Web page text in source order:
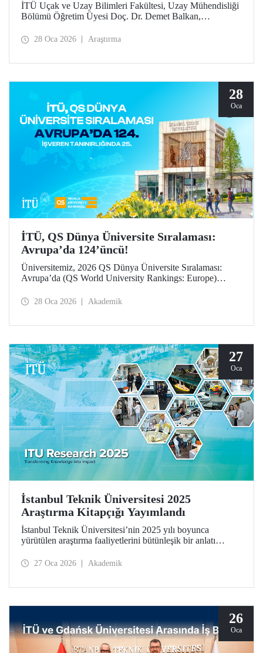
İTÜ Uçak ve Uzay Bilimleri Fakültesi, Uzay Mühendisliği
Bölümü Öğretim Üyesi Doç. Dr. Demet Balkan,
Programı’nın 2025 yılı 1’inci dönem çağrısı kapsamında
28 Oca 2026 Araştırma
28
Oca
İTÜ, QS Dünya Üniversite Sıralaması:
Avrupa’da 124’üncü!
Üniversitemiz, 2026 QS Dünya Üniversite Sıralaması:
Avrupa’da (QS World University Rankings: Europe)
25’inci sırada konumlanan İTÜ, “yurt dışına giden değişim
28 Oca 2026 Akademik
27
Oca
İstanbul Teknik Üniversitesi 2025
Araştırma Kitapçığı Yayımlandı
İstanbul Teknik Üniversitesi’nin 2025 yılı boyunca
yürütülen araştırma faaliyetlerini bütünleşik bir anlatı
2025 Araştırma Kitapçığı (ITU Research 2025)
sorumluluk anlayışıyla birlikte ele alıyor.
27 Oca 2026 Akademik
26
Oca